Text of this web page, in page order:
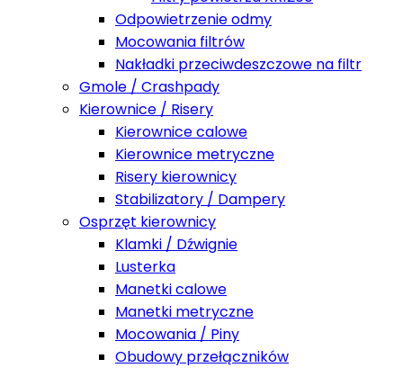
Odpowietrzenie odmy
Mocowania filtrów
Nakładki przeciwdeszczowe na filtr
Gmole / Crashpady
Kierownice / Risery
Kierownice calowe
Kierownice metryczne
Risery kierownicy
Stabilizatory / Dampery
Osprzęt kierownicy
Klamki / Dźwignie
Lusterka
Manetki calowe
Manetki metryczne
Mocowania / Piny
Obudowy przełączników